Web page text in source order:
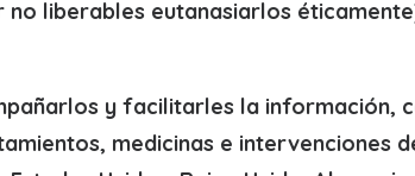
no liberables eutanasiarlos
y facilitarles la información,
medicinas e intervenciones